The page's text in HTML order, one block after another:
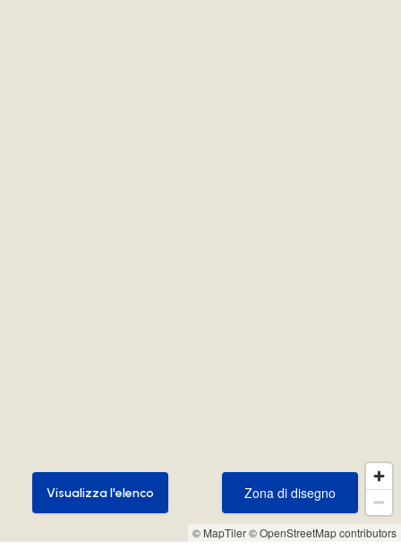
© MapTiler© OpenStreetMap contributors
Zona di disegno
Zona di disegno
Visualizza l'elenco
Visualizza l'elenco